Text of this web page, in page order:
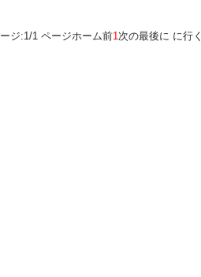
ジ:1/1 ページホーム前1次の最後に に行く